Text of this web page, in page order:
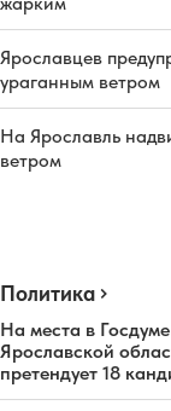
Ярославцев
ураганным ветром
На Ярославль
ветром
Политика
На места в
Ярославской
претендует 18